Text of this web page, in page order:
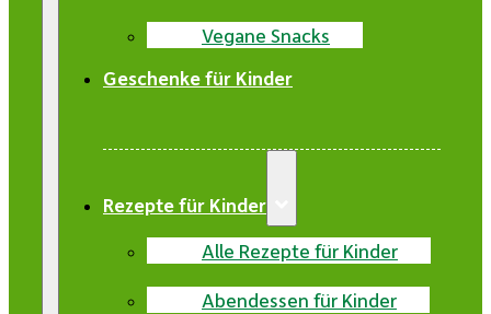
Vegane Snacks
Geschenke für Kinder
Rezepte für Kinder
Alle Rezepte für Kinder
Abendessen für Kinder